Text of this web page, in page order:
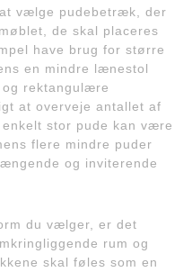
vælge pudebetræk, der
de skal placeres
have brug for større
en mindre lænestol
og rektangulære
at overveje antallet af
stor pude kan være
flere mindre puder
og inviterende
du vælger, er det
rum og
skal føles som en